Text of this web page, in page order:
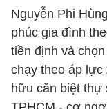
Nguyễn Phi
phúc gia đình
tiền định và
chạy theo áp lực
hữu căn biệt thự